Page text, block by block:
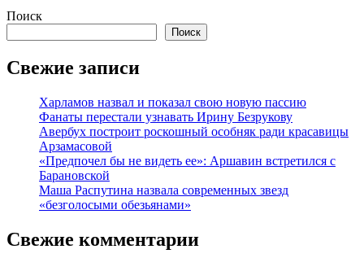
Поиск
Поиск
Свежие записи
Харламов назвал и показал свою новую пассию
Фанаты перестали узнавать Ирину Безрукову
Авербух построит роскошный особняк ради красавицы
Арзамасовой
«Предпочел бы не видеть ее»: Аршавин встретился с
Барановской
Маша Распутина назвала современных звезд
«безголосыми обезьянами»
Свежие комментарии